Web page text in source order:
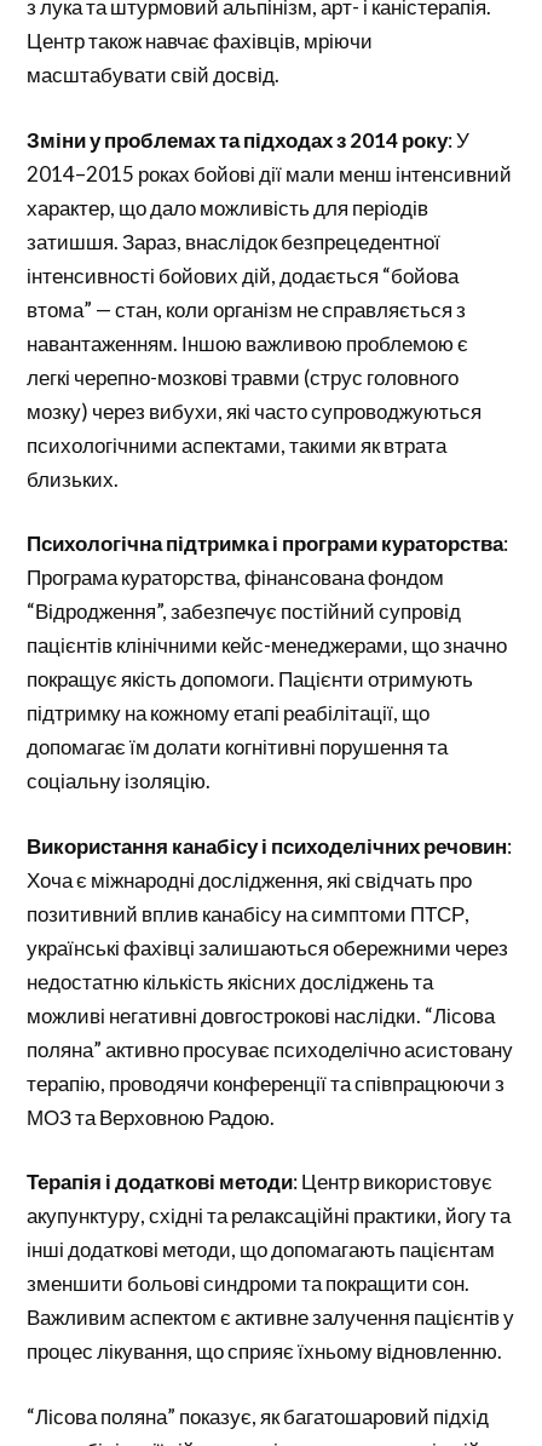
з лука та штурмовий альпінізм, арт- і каністерапія.
Центр також навчає фахівців, мріючи
масштабувати свій досвід.
Зміни у проблемах та підходах з 2014 року: У
2014–2015 роках бойові дії мали менш інтенсивний
характер, що дало можливість для періодів
затишшя. Зараз, внаслідок безпрецедентної
інтенсивності бойових дій, додається “бойова
втома” — стан, коли організм не справляється з
навантаженням. Іншою важливою проблемою є
легкі черепно-мозкові травми (струс головного
мозку) через вибухи, які часто супроводжуються
психологічними аспектами, такими як втрата
близьких.
Психологічна підтримка і програми кураторства:
Програма кураторства, фінансована фондом
“Відродження”, забезпечує постійний супровід
пацієнтів клінічними кейс-менеджерами, що значно
покращує якість допомоги. Пацієнти отримують
підтримку на кожному етапі реабілітації, що
допомагає їм долати когнітивні порушення та
соціальну ізоляцію.
Використання канабісу і психоделічних речовин:
Хоча є міжнародні дослідження, які свідчать про
позитивний вплив канабісу на симптоми ПТСР,
українські фахівці залишаються обережними через
недостатню кількість якісних досліджень та
можливі негативні довгострокові наслідки. “Лісова
поляна” активно просуває психоделічно асистовану
терапію, проводячи конференції та співпрацюючи з
МОЗ та Верховною Радою.
Терапія і додаткові методи: Центр використовує
акупунктуру, східні та релаксаційні практики, йогу та
інші додаткові методи, що допомагають пацієнтам
зменшити больові синдроми та покращити сон.
Важливим аспектом є активне залучення пацієнтів у
процес лікування, що сприяє їхньому відновленню.
“Лісова поляна” показує, як багатошаровий підхід